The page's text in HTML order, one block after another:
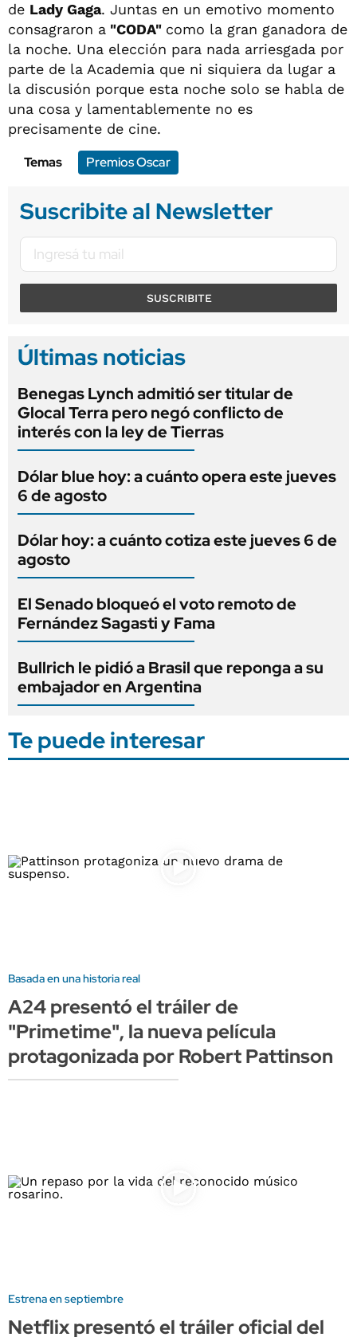
de Lady Gaga. Juntas en un emotivo momento
consagraron a "CODA" como la gran ganadora de
la noche. Una elección para nada arriesgada por
parte de la Academia que ni siquiera da lugar a
la discusión porque esta noche solo se habla de
una cosa y lamentablemente no es
precisamente de cine.
Temas
Premios Oscar
Suscribite al Newsletter
SUSCRIBITE
Últimas noticias
Benegas Lynch admitió ser titular de
Glocal Terra pero negó conflicto de
interés con la ley de Tierras
Dólar blue hoy: a cuánto opera este jueves
6 de agosto
Dólar hoy: a cuánto cotiza este jueves 6 de
agosto
El Senado bloqueó el voto remoto de
Fernández Sagasti y Fama
Bullrich le pidió a Brasil que reponga a su
embajador en Argentina
Te puede interesar
Basada en una historia real
A24 presentó el tráiler de
"Primetime", la nueva película
protagonizada por Robert Pattinson
Estrena en septiembre
Netflix presentó el tráiler oficial del